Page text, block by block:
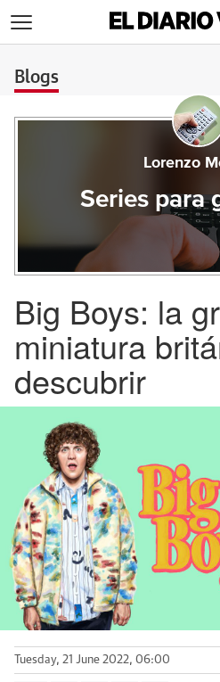
Blogs
Lorenzo
Series para
Big Boys: la
miniatura
descubrir
Tuesday, 21 June 2022, 06:00